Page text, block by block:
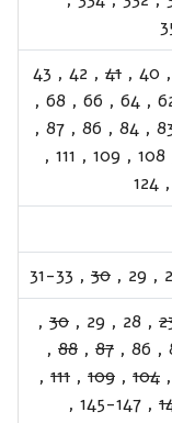
,
40
,
41
,
42
,
43
,
64
,
66
,
68
,
,
84
,
86
,
87
,
108
,
109
,
111
,
,
124
,
29
,
30
,
31-33
,
28
,
29
,
30
,
,
86
,
87
,
88
,
,
104
,
109
,
111
,
,
145-147
,